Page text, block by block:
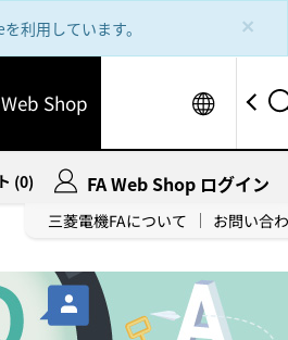
×
利用しています。
Web Shop
三菱電機FAについて お問い合
(0) FA Web Shop ログイン